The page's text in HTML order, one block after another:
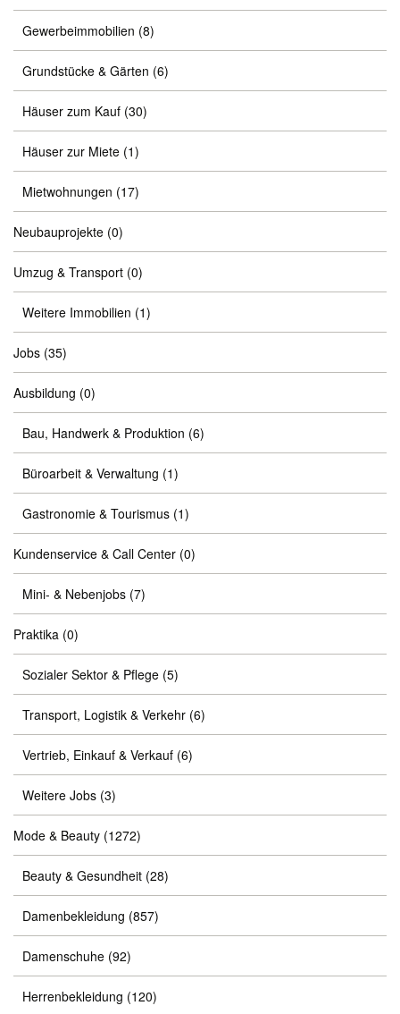
Gewerbeimmobilien (8)
Grundstücke & Gärten (6)
Häuser zum Kauf (30)
Häuser zur Miete (1)
Mietwohnungen (17)
Neubauprojekte (0)
Umzug & Transport (0)
Weitere Immobilien (1)
Jobs (35)
Ausbildung (0)
Bau, Handwerk & Produktion (6)
Büroarbeit & Verwaltung (1)
Gastronomie & Tourismus (1)
Kundenservice & Call Center (0)
Mini- & Nebenjobs (7)
Praktika (0)
Sozialer Sektor & Pflege (5)
Transport, Logistik & Verkehr (6)
Vertrieb, Einkauf & Verkauf (6)
Weitere Jobs (3)
Mode & Beauty (1272)
Beauty & Gesundheit (28)
Damenbekleidung (857)
Damenschuhe (92)
Herrenbekleidung (120)